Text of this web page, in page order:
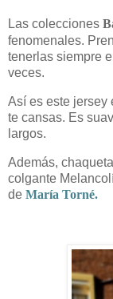
Las colecciones
fenomenales.
tenerlas siempre
veces.
Así es este jersey
te cansas. Es
largos.
Además,
colgante
de María Torné.